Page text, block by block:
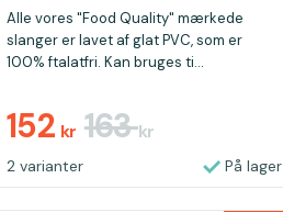
Alle vores "Food Quality" mærkede
slanger er lavet af glat PVC, som er
100% ftalatfri. Kan bruges ti...
152 kr 163kr
2 varianter På lager